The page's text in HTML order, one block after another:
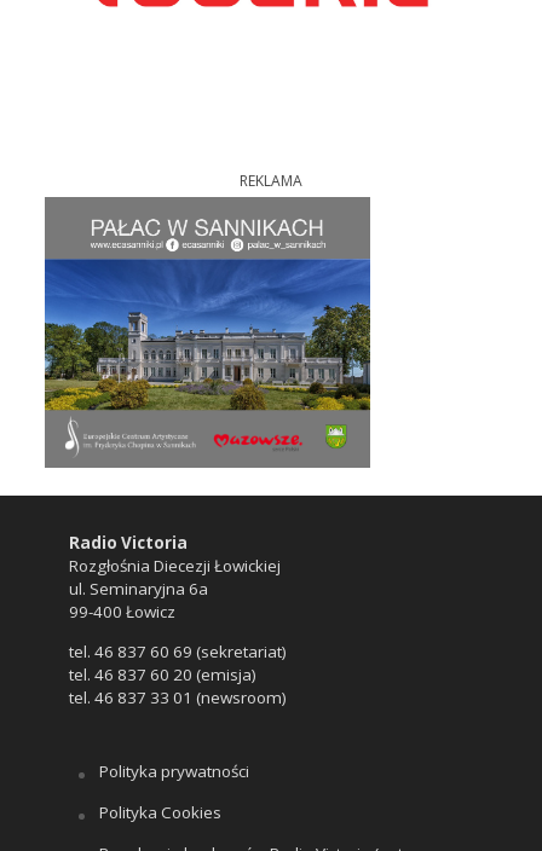
REKLAMA
Radio Victoria
Rozgłośnia Diecezji Łowickiej
ul. Seminaryjna 6a
99-400 Łowicz
tel. 46 837 60 69 (sekretariat)
tel. 46 837 60 20 (emisja)
tel. 46 837 33 01 (newsroom)
Polityka prywatności
Polityka Cookies